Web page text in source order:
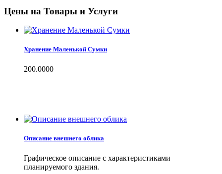
Цены на Товары и Услуги
Хранение Маленькой Сумки
200.0000
Описание внешнего облика
Графическое описание с характеристиками
планируемого здания.